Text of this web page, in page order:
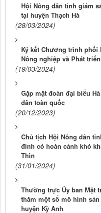
Hội Nông dân tỉnh giám
tại huyện Thạch Hà
(28/03/2024)
Ký kết Chương trình
Nông nghiệp và Phát
(19/03/2024)
Gặp mặt đoàn đại biểu
dân toàn quốc
(20/12/2023)
Chủ tịch Hội Nông dân
đình có hoàn cảnh khó
Thìn
(31/01/2024)
Thường trực Ủy ban Mặt
thăm một số mô hình
huyện Kỳ Anh